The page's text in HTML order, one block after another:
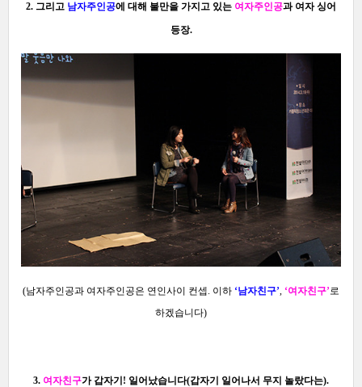
2. 그리고 남자주인공에 대해 불만을 가지고 있는 여자주인공과 여자 싱어
등장.
(남자주인공과 여자주인공은 연인사이 컨셉. 이하 ‘남자친구’, ‘여자친구’로
하겠습니다)
3. 여자친구가 갑자기! 일어났습니다(갑자기 일어나서 무지 놀랐다는).